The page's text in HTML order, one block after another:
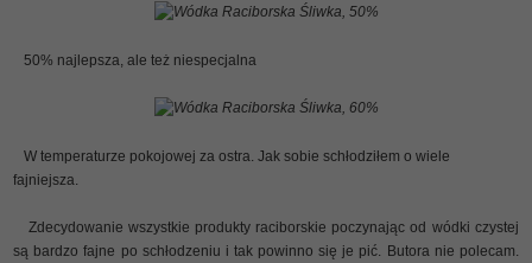
Wódka Raciborska Śliwka, 50%
50% najlepsza, ale też niespecjalna
Wódka Raciborska Śliwka, 60%
W temperaturze pokojowej za ostra. Jak sobie schłodziłem o wiele
fajniejsza.
Zdecydowanie wszystkie produkty raciborskie poczynając od wódki czystej
są bardzo fajne po schłodzeniu i tak powinno się je pić. Butora nie polecam.